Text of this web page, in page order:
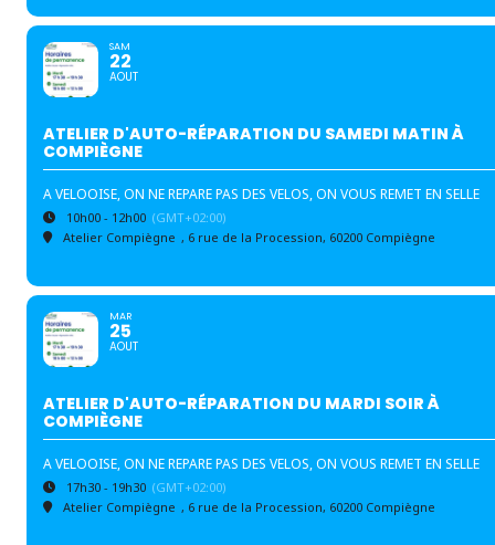
SAM
22
AOUT
ATELIER D'AUTO-RÉPARATION DU SAMEDI MATIN À
COMPIÈGNE
A VELOOISE, ON NE REPARE PAS DES VELOS, ON VOUS REMET EN SELLE
10h00 - 12h00 (GMT+02:00)
Atelier Compiègne , 6 rue de la Procession, 60200 Compiègne
MAR
25
AOUT
ATELIER D'AUTO-RÉPARATION DU MARDI SOIR À
COMPIÈGNE
A VELOOISE, ON NE REPARE PAS DES VELOS, ON VOUS REMET EN SELLE
17h30 - 19h30 (GMT+02:00)
Atelier Compiègne , 6 rue de la Procession, 60200 Compiègne